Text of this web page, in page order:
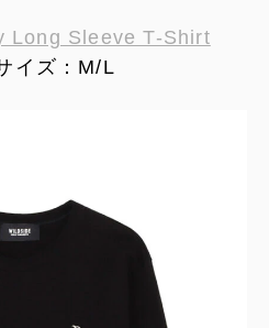
Long Sleeve T-Shirt
イズ：M/L